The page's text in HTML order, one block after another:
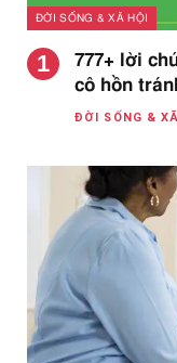
ĐỜI SỐNG & XÃ HỘI
777+ lời
cô hồn
ĐỜI SỐNG &